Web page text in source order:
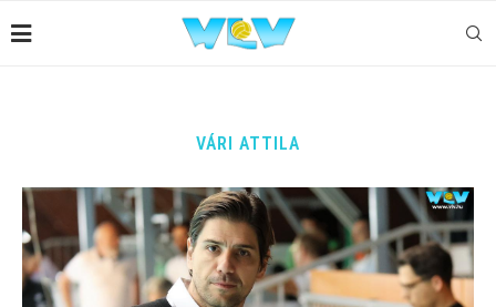
VÁRI ATTILA